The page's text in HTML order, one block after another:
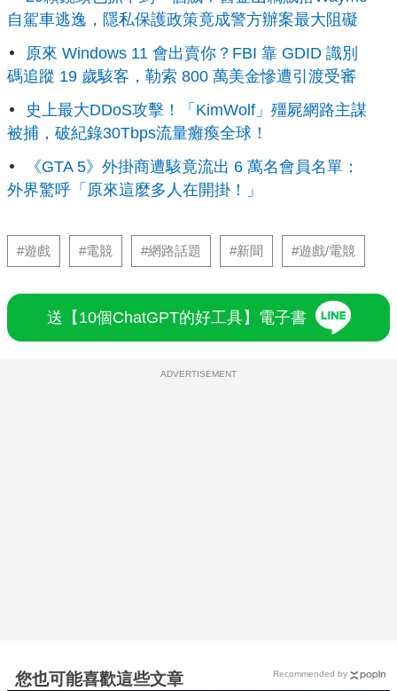
自駕車逃逸，隱私保護政策竟成警方辦案最大阻礙
原來 Windows 11 會出賣你？FBI 靠 GDID 識別
碼追蹤 19 歲駭客，勒索 800 萬美金慘遭引渡受審
史上最大DDoS攻擊！「KimWolf」殭屍網路主謀
被捕，破紀錄30Tbps流量癱瘓全球！
《GTA 5》外掛商遭駭竟流出 6 萬名會員名單：
外界驚呼「原來這麼多人在開掛！」
#遊戲 #電競 #網路話題 #新聞 #遊戲/電競
送【10個ChatGPT的好工具】電子書
ADVERTISEMENT
您也可能喜歡這些文章 Recommended by